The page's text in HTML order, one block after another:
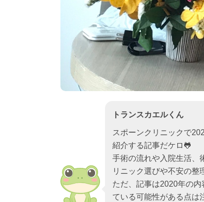
トランスカエルくん
スポーンクリニックで
紹介する記事だケロ🐸
手術の流れや入院生活、
リニック選びや不安の整
ただ、記事は2020年の
ている可能性がある点は